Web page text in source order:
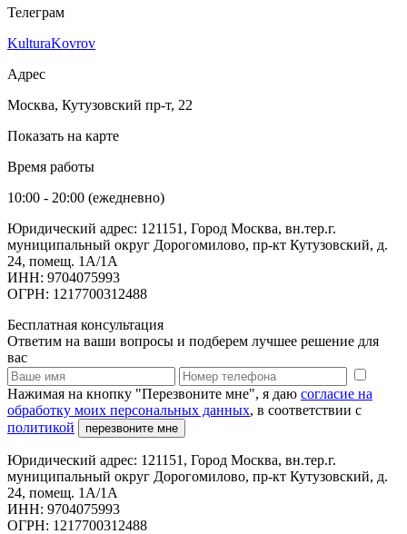
Телеграм
KulturaKovrov
Адрес
Москва, Кутузовский пр-т, 22
Показать на карте
Время работы
10:00 - 20:00 (ежедневно)
Юридический адрес: 121151, Город Москва, вн.тер.г.
муниципальный округ Дорогомилово, пр-кт Кутузовский, д.
24, помещ. 1А/1А
ИНН: 9704075993
ОГРН: 1217700312488
Бесплатная консультация
Ответим на ваши вопросы и подберем лучшее решение для
вас
Нажимая на кнопку "Перезвоните мне", я даю согласие на
обработку моих персональных данных, в соответствии с
политикой
перезвоните мне
Юридический адрес: 121151, Город Москва, вн.тер.г.
муниципальный округ Дорогомилово, пр-кт Кутузовский, д.
24, помещ. 1А/1А
ИНН: 9704075993
ОГРН: 1217700312488